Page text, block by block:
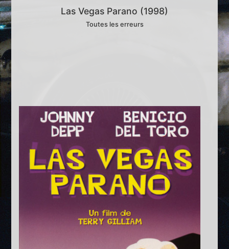
Las Vegas Parano (1998)
Toutes les erreurs